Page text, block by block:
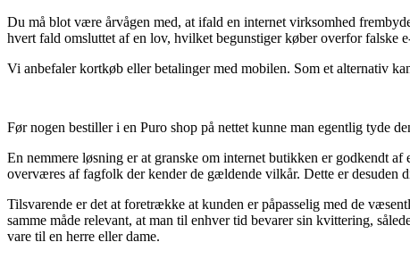
Du må blot være årvågen med, at ifald en internet virksomhed
hvert fald omsluttet af en lov, hvilket begunstiger køber overfor falske
Vi anbefaler kortkøb eller betalinger med mobilen. Som et alternativ
Før nogen bestiller i en Puro shop på nettet kunne man egentlig tyde
En nemmere løsning er at granske om internet butikken er godkendt
overværes af fagfolk der kender de gældende vilkår. Dette er
Tilsvarende er det at foretrække at kunden er påpasselig med de
samme måde relevant, at man til enhver tid bevarer sin kvittering,
vare til en herre eller dame.